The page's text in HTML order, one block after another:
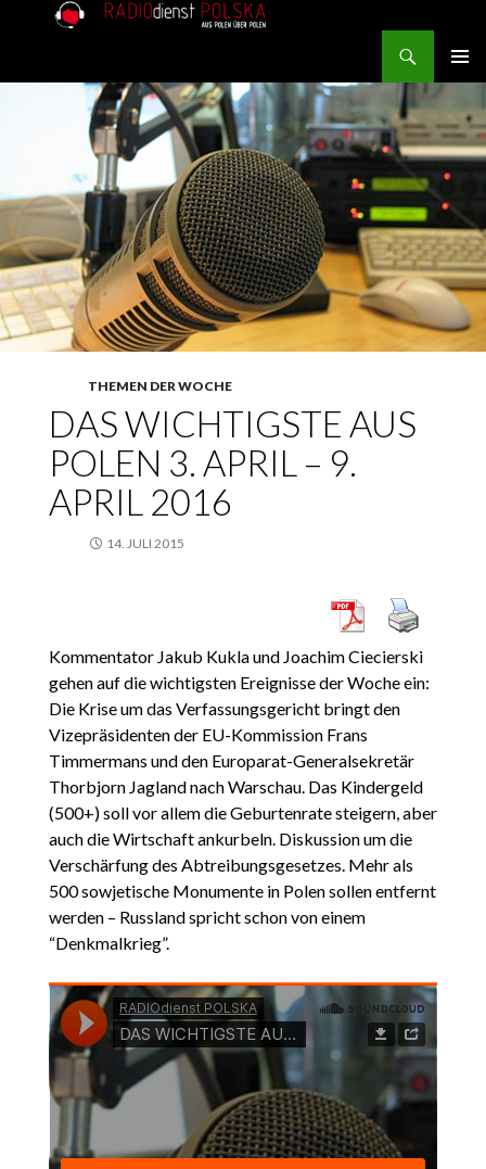
MENU
THEMEN DER WOCHE
DAS WICHTIGSTE AUS
POLEN 3. APRIL – 9.
APRIL 2016
14. JULI 2015
Kommentator Jakub Kukla und Joachim Ciecierski
gehen auf die wichtigsten Ereignisse der Woche ein:
Die Krise um das Verfassungsgericht bringt den
Vizepräsidenten der EU-Kommission Frans
Timmermans und den Europarat-Generalsekretär
Thorbjorn Jagland nach Warschau. Das Kindergeld
(500+) soll vor allem die Geburtenrate steigern, aber
auch die Wirtschaft ankurbeln. Diskussion um die
Verschärfung des Abtreibungsgesetzes. Mehr als
500 sowjetische Monumente in Polen sollen entfernt
werden – Russland spricht schon von einem
“Denkmalkrieg”.